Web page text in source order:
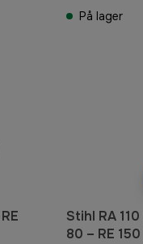
På lager
Stihl RA
80 – RE 150